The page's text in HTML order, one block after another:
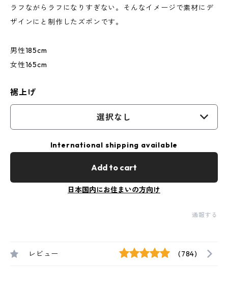
ラフながらラフになりすぎない。そんなイメージで素材にデ
ザインにと制作したズボンです。
男性185cm
女性165cm
裾上げ
選択なし
International shipping available
Add to cart
日本国内にお住まいの方向け
通報する
レビュー (784)